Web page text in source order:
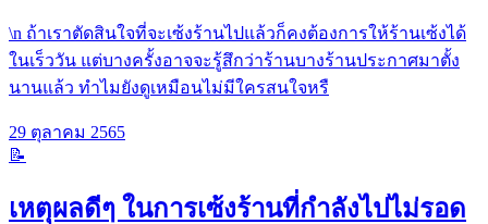
\n ถ้าเราตัดสินใจที่จะเซ้งร้านไปแล้วก็คงต้องการให้ร้านเซ้งได้
ในเร็ววัน แต่บางครั้งอาจจะรู้สึกว่าร้านบางร้านประกาศมาตั้ง
นานแล้ว ทำไมยังดูเหมือนไม่มีใครสนใจหรื
29 ตุลาคม 2565
📝
เหตุผลดีๆ ในการเซ้งร้านที่กำลังไปไม่รอด